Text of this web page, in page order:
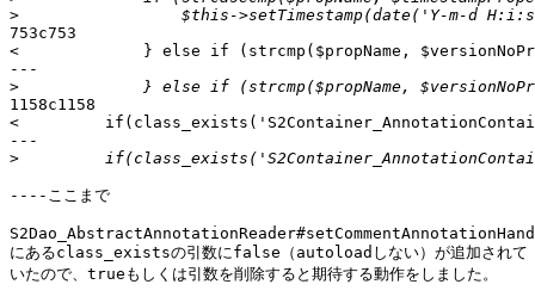
>
753c753
<             } else if (strcmp($propName,
---
>
1158c1158
<
---
>
----ここまで
にあるclass_existsの引数にfalse（autoloadしない）が追加されて
いたので、trueもしくは引数を削除すると期待する動作をしました。